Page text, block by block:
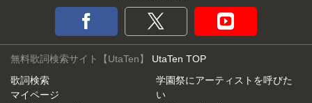
無料歌詞検索サイト【UtaTen】 UtaTen TOP
歌詞検索
マイページ
学園祭にアーティストを呼びた
い